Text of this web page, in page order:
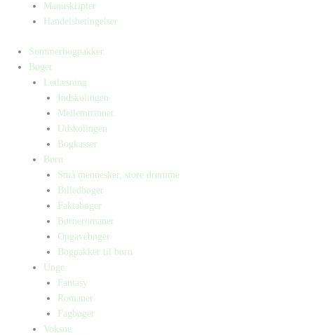
Manuskripter
Handelsbetingelser
Sommerbogpakker
Bøger
Letlæsning
Indskolingen
Mellemtrinnet
Udskolingen
Bogkasser
Børn
Små mennesker, store drømme
Billedbøger
Faktabøger
Børneromaner
Opgavebøger
Bogpakker til børn
Unge
Fantasy
Romaner
Fagbøger
Voksne